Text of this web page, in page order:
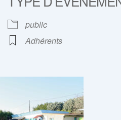
iCalendar
public
Adhérents